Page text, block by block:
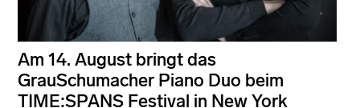
Am 14. August bringt das
GrauSchumacher Piano Duo beim
TIME:SPANS Festival in New York